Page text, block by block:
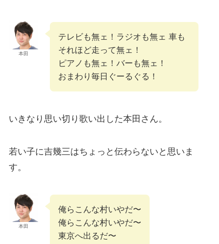
本田
テレビも無ェ！ラジオも無ェ 車も
それほど走って無ェ！
ピアノも無ェ！バーも無ェ！
おまわり毎日ぐーるぐる！
いきなり思い切り歌い出した本田さん。
若い子に吉幾三はちょっと伝わらないと思いま
す。
本田
俺らこんな村いやだ〜
俺らこんな村いやだ〜
東京へ出るだ〜